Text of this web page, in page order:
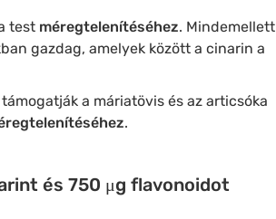
test méregtelenítéséhez. Mindemellett
gazdag, amelyek között a cinarin a
a máriatövis és az articsóka
.
és 750 μg flavonoidot